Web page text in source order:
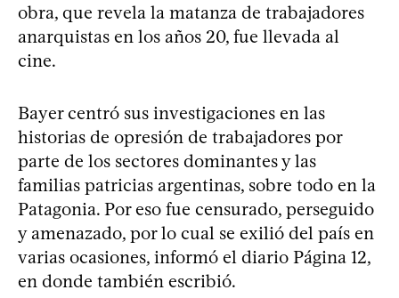
obra, que revela la matanza de trabajadores
anarquistas en los años 20, fue llevada al
cine.
Bayer centró sus investigaciones en las
historias de opresión de trabajadores por
parte de los sectores dominantes y las
familias patricias argentinas, sobre todo en la
Patagonia. Por eso fue censurado, perseguido
y amenazado, por lo cual se exilió del país en
varias ocasiones, informó el diario Página 12,
en donde también escribió.